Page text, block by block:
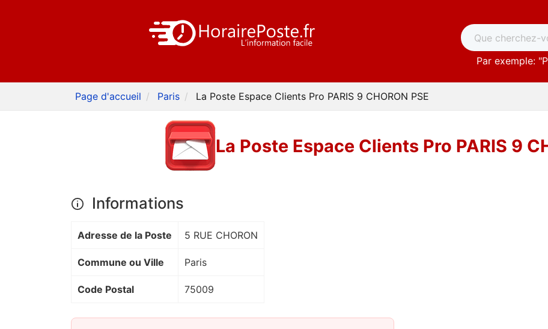
Par exemple: "
Page d'accueil Paris La Poste Espace Clients Pro PARIS 9 CHORON PSE
La Poste Espace Clients Pro PARIS 9
Informations
Adresse de la Poste 5 RUE CHORON
Commune ou Ville Paris
Code Postal 75009